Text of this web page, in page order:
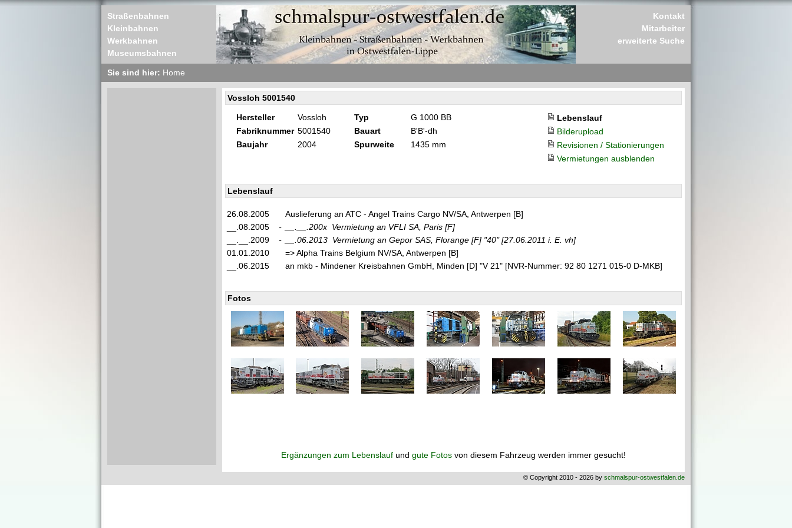
Straßenbahnen
Kleinbahnen
Werkbahnen
Museumsbahnen
Kontakt
Mitarbeiter
erweiterte Suche
Sie sind hier: Home
Vossloh 5001540
Hersteller Vossloh Typ G 1000 BB
Lebenslauf
Fabriknummer 5001540 Bauart B'B'-dh
Bilderupload
Baujahr
2004 Spurweite 1435 mm
Revisionen / Stationierungen
Vermietungen ausblenden
Lebenslauf
26.08.2005
Auslieferung an ATC - Angel Trains Cargo NV/SA, Antwerpen [B]
__.08.2005
- __.__.200x Vermietung an VFLI SA, Paris [F]
__.__.2009
- __.06.2013 Vermietung an Gepor SAS, Florange [F] "40" [27.06.2011 i. E. vh]
01.01.2010
=> Alpha Trains Belgium NV/SA, Antwerpen [B]
__.06.2015
an mkb - Mindener Kreisbahnen GmbH, Minden [D] "V 21" [NVR-Nummer: 92 80 1271 015-0 D-MKB]
Fotos
Ergänzungen zum Lebenslauf und gute Fotos von diesem Fahrzeug werden immer gesucht!
© Copyright 2010 - 2026 by schmalspur-ostwestfalen.de